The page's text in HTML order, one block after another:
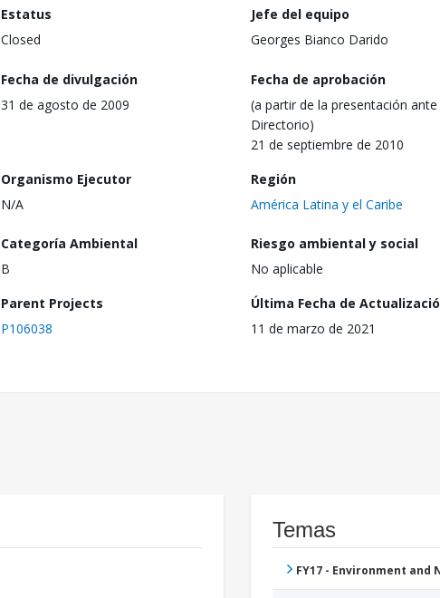
Estatus
Closed
Jefe del equipo
Georges Bianco Darido
Fecha de divulgación
31 de agosto de 2009
Fecha de aprobación
(a partir de la presentación ante
Directorio)
21 de septiembre de 2010
Organismo Ejecutor
N/A
Región
América Latina y el Caribe
Categoría Ambiental
B
Riesgo ambiental y social
No aplicable
Parent Projects
P106038
Última Fecha de
11 de marzo de 2021
Temas
FY17 - Environment